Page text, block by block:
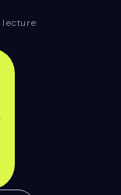
lecture